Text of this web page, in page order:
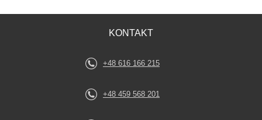
KONTAKT
+48 616 166 215
+48 459 568 201